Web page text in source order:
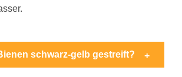
schwarz-gelb gestreift?